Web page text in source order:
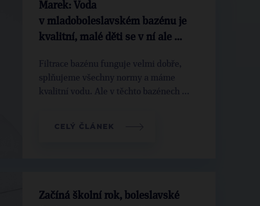
Marek: Voda
v mladoboleslavském bazénu je
kvalitní, malé děti se v ní ale ...
Filtrace bazénu funguje velmi dobře,
splňujeme všechny normy a máme
kvalitní vodu. Ale v těchto bazénech ...
CELÝ ČLÁNEK
Začíná školní rok, boleslavské